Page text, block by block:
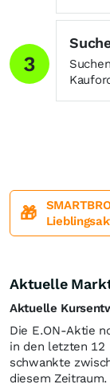
3
🎁
Aktuelle
Aktuelle
Die E.ON-Aktie
in den letzten
schwankte
diesem Zeitraum.